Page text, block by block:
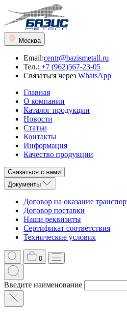
Москва
Email:centr@bazismetall.ru
Тел.: +7 (962)567-23-05
Связаться через WhatsApp
Главная
О компании
Каталог продукции
Новости
Статьи
Контакты
Информация
Качество продукции
Связаться с нами
Документы
Договор на оказание
Договор поставки
Наши реквизиты
Сертификат соответствия
Технические условия
0
Введите наименование